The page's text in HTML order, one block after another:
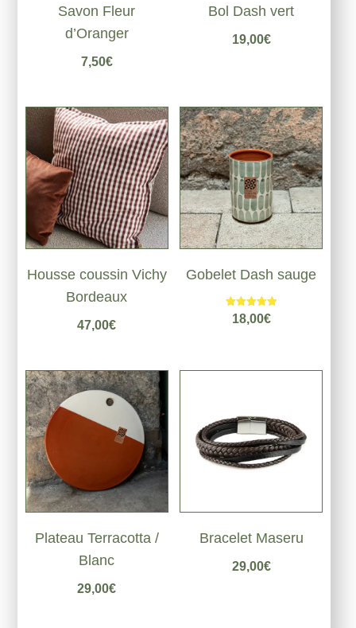
Savon Fleur
d’Oranger
7,50€
Bol Dash vert
19,00€
Housse coussin Vichy
Bordeaux
47,00€
Gobelet Dash sauge
Note
5.00
18,00€
Plateau Terracotta /
Blanc
29,00€
Bracelet Maseru
29,00€